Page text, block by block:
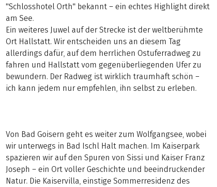
"Schlosshotel Orth" bekannt – ein echtes Highlight direkt
am See.
Ein weiteres Juwel auf der Strecke ist der weltberühmte
Ort Hallstatt. Wir entscheiden uns an diesem Tag
allerdings dafür, auf dem herrlichen Ostuferradweg zu
fahren und Hallstatt vom gegenüberliegenden Ufer zu
bewundern. Der Radweg ist wirklich traumhaft schön –
ich kann jedem nur empfehlen, ihn selbst zu erleben.
Von Bad Goisern geht es weiter zum Wolfgangsee, wobei
wir unterwegs in Bad Ischl Halt machen. Im Kaiserpark
spazieren wir auf den Spuren von Sissi und Kaiser Franz
Joseph – ein Ort voller Geschichte und beeindruckender
Natur. Die Kaiservilla, einstige Sommerresidenz des